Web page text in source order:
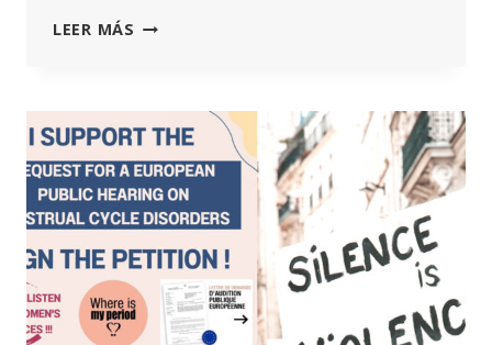
LEER MÁS UN
A
LOS
GOBIERNOS
QUE
«NEUTRALICEN
LA
DESINFORMACIÓN»
Y
PROHÍBAN